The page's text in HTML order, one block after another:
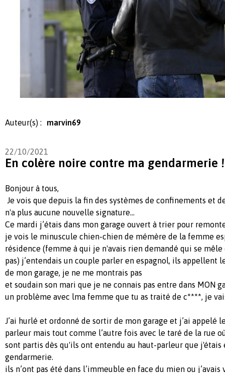
Auteur(s) : marvin69
22/10/2021
En colère noire contre ma gendarmerie
Bonjour à tous,
Je vois que depuis la fin des systèmes de confinements et
n'a plus aucune nouvelle signature...
Ce mardi j’étais dans mon garage ouvert à trier pour
je vois le minuscule chien-chien de mémère de la femme
résidence (femme à qui je n'avais rien demandé qui se
pas) j’entendais un couple parler en espagnol, ils appellent
de mon garage, je ne me montrais pas
et soudain son mari que je ne connais pas entre dans MON
un problème avec lma femme que tu as traité de c****, je
J’ai hurlé et ordonné de sortir de mon garage et j’ai appelé
parleur mais tout comme l’autre fois avec le taré de la rue
sont partis dès qu'ils ont entendu au haut-parleur que j'étais
gendarmerie.
ils n’ont pas été dans l’immeuble en face du mien ou